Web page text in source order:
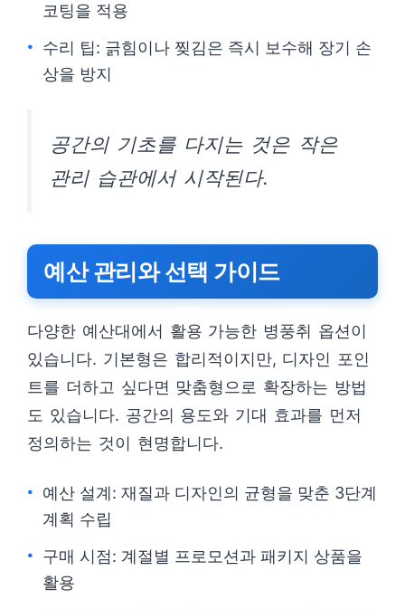
코팅을 적용
수리 팁: 긁힘이나 찢김은 즉시 보수해 장기 손
상을 방지
공간의 기초를 다지는 것은 작은
관리 습관에서 시작된다.
예산 관리와 선택 가이드
다양한 예산대에서 활용 가능한 병풍취 옵션이
있습니다. 기본형은 합리적이지만, 디자인 포인
트를 더하고 싶다면 맞춤형으로 확장하는 방법
도 있습니다. 공간의 용도와 기대 효과를 먼저
정의하는 것이 현명합니다.
예산 설계: 재질과 디자인의 균형을 맞춘 3단계
계획 수립
구매 시점: 계절별 프로모션과 패키지 상품을
활용